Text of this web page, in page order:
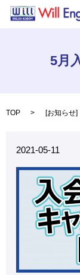
5月
TOP [お知らせ]
2021-05-11